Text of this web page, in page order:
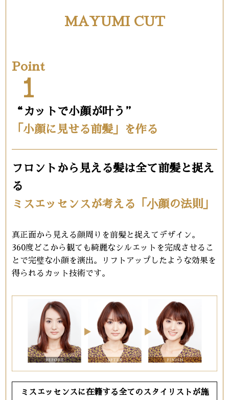
MAYUMI CUT
Point
1
“カットで小顔が叶う”
「小顔に見せる前髪」を作る
フロントから見える髪は全て前髪と捉え
る
ミスエッセンスが考える「⼩顔の法則」
真正面から見える顔周りを前髪と捉えてデザイン。
360度どこから観ても綺麗なシルエットを完成させるこ
とで完璧な小顔を演出。リフトアップしたような効果を
得られるカット技術です。
ミスエッセンスに在籍する全てのスタイリストが施